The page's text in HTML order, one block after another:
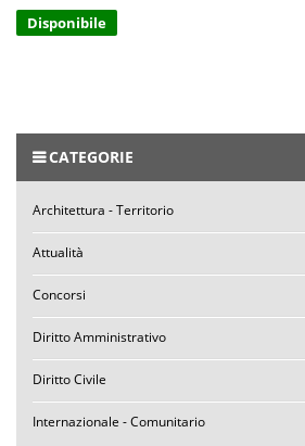
Disponibile
CATEGORIE
Architettura - Territorio
Attualità
Concorsi
Diritto Amministrativo
Diritto Civile
Internazionale - Comunitario